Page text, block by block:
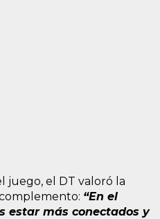
juego, el DT valoró la
“En el
estar más conectados y